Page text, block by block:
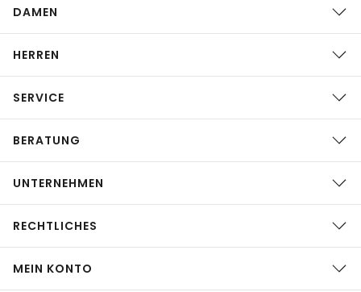
DAMEN
HERREN
SERVICE
BERATUNG
UNTERNEHMEN
RECHTLICHES
MEIN KONTO